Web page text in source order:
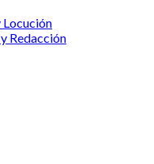
Locución
Redacción